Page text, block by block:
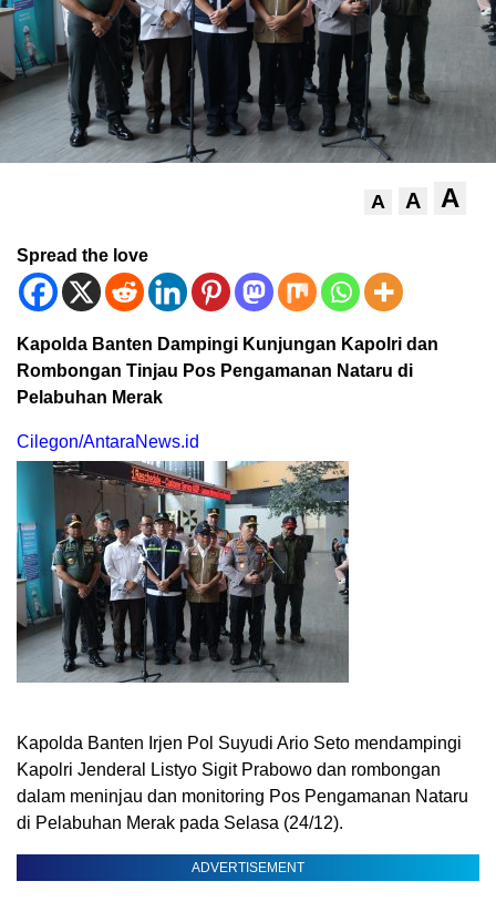
A A A
Spread the love
Kapolda Banten Dampingi Kunjungan Kapolri dan
Rombongan Tinjau Pos Pengamanan Nataru di
Pelabuhan Merak
Cilegon/AntaraNews.id
Kapolda Banten Irjen Pol Suyudi Ario Seto mendampingi
Kapolri Jenderal Listyo Sigit Prabowo dan rombongan
dalam meninjau dan monitoring Pos Pengamanan Nataru
di Pelabuhan Merak pada Selasa (24/12).
ADVERTISEMENT